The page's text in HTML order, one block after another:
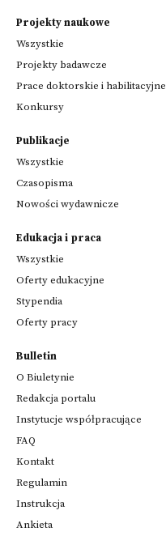
Projekty naukowe
Wszystkie
Projekty badawcze
Prace doktorskie i habilitacyjne
Konkursy
Publikacje
Wszystkie
Czasopisma
Nowości wydawnicze
Edukacja i praca
Wszystkie
Oferty edukacyjne
Stypendia
Oferty pracy
Bulletin
O Biuletynie
Redakcja portalu
Instytucje współpracujące
FAQ
Kontakt
Regulamin
Instrukcja
Ankieta